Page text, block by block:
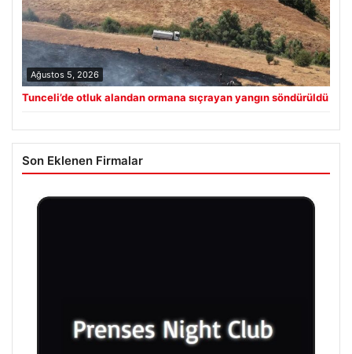
Ağustos 5, 2026
Tunceli’de otluk alandan ormana sıçrayan yangın söndürüldü
Son Eklenen Firmalar